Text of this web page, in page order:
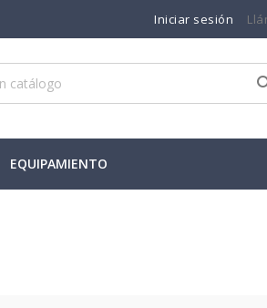
Iniciar sesión
EQUIPAMIENTO